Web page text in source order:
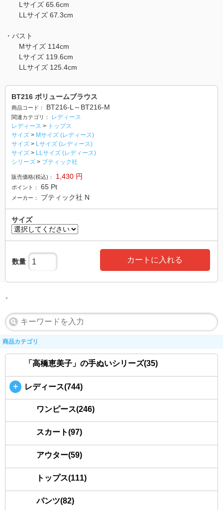
Lサイズ 65.6cm
LLサイズ 67.3cm
・バスト
Mサイズ 114cm
Lサイズ 119.6cm
LLサイズ 125.4cm
BT216 ボリュームブラウス
商品コード： BT216-L～BT216-M
関連カテゴリ：
レディース
レディース > トップス
サイズ > Mサイズ (レディース)
サイズ > Lサイズ (レディース)
サイズ > LLサイズ (レディース)
シリーズ > ブティック社
販売価格(税込)： 1,430 円
ポイント： 65 Pt
メーカー： ブティック社 N
サイズ
数量 カートに入れる
-
商品カテゴリ
「高橋恵美子」の手ぬいシリーズ(35)
＋ レディース(744)
ワンピース(246)
スカート(97)
アウター(59)
トップス(111)
パンツ(82)